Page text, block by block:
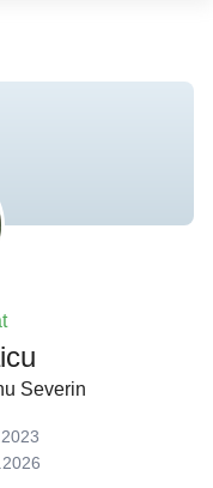
Severin